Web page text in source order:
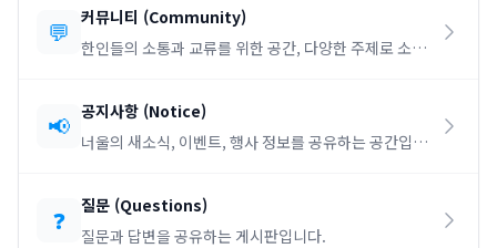
💬 커뮤니티 (Community)
한인들의 소통과 교류를 위한 공간, 다양한 주제로 소통
📢 공지사항 (Notice)
너울의 새소식, 이벤트, 행사 정보를 공유하는 공간입니
❓ 질문 (Questions)
질문과 답변을 공유하는 게시판입니다.